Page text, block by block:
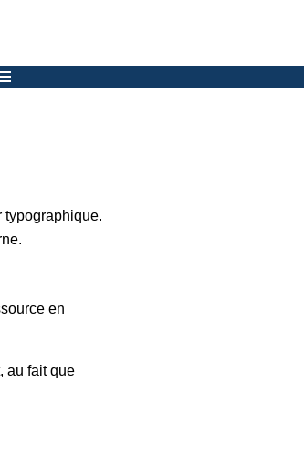
typographique.
en
au fait que